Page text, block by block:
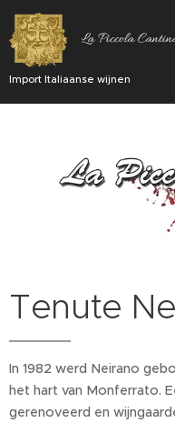
La Piccola
Import Italiaanse wijnen
Tenute
In 1982 werd Neirano
het hart van Monferrato.
gerenoveerd en